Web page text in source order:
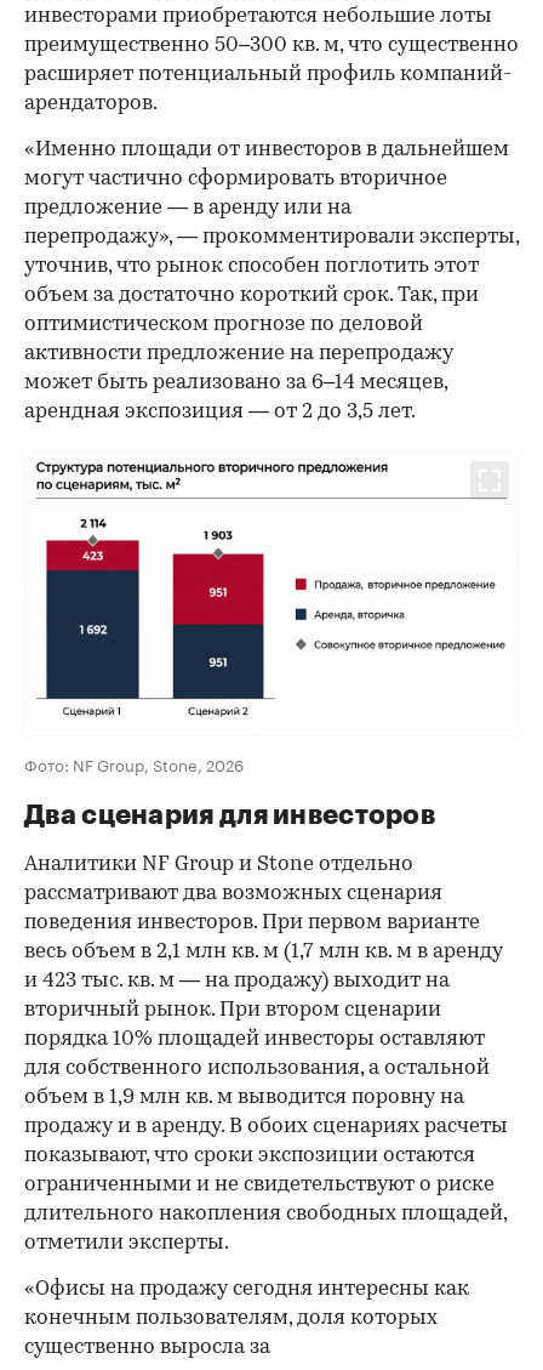
инвесторами приобретаются небольшие лоты
преимущественно 50–300 кв. м, что существенно
расширяет потенциальный профиль компаний-
арендаторов.
«Именно площади от инвесторов в дальнейшем
могут частично сформировать вторичное
предложение — в аренду или на
перепродажу», — прокомментировали эксперты,
уточнив, что рынок способен поглотить этот
объем за достаточно короткий срок. Так, при
оптимистическом прогнозе по деловой
активности предложение на перепродажу
может быть реализовано за 6–14 месяцев,
арендная экспозиция — от 2 до 3,5 лет.
Фото: NF Group, Stone, 2026
Два сценария для инвесторов
Аналитики NF Group и Stone отдельно
рассматривают два возможных сценария
поведения инвесторов. При первом варианте
весь объем в 2,1 млн кв. м (1,7 млн кв. м в аренду
и 423 тыс. кв. м — на продажу) выходит на
вторичный рынок. При втором сценарии
порядка 10% площадей инвесторы оставляют
для собственного использования, а остальной
объем в 1,9 млн кв. м выводится поровну на
продажу и в аренду. В обоих сценариях расчеты
показывают, что сроки экспозиции остаются
ограниченными и не свидетельствуют о риске
длительного накопления свободных площадей,
отметили эксперты.
«Офисы на продажу сегодня интересны как
конечным пользователям, доля которых
существенно выросла за